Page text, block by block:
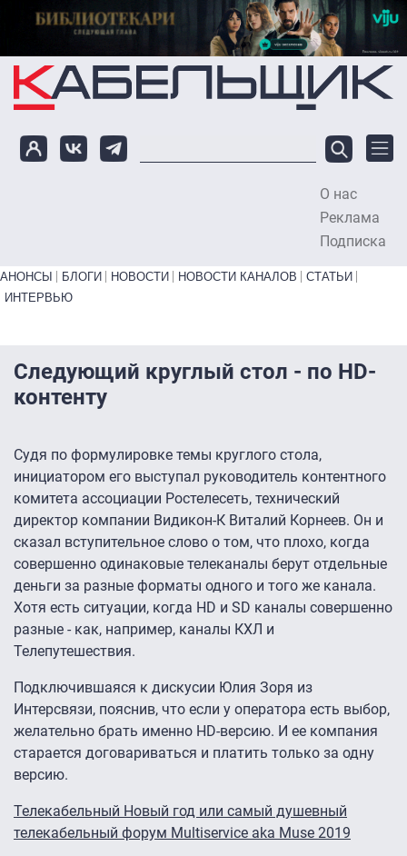
Перейти к основному содержанию
О нас
Реклама
Подписка
Primary links bottom
АНОНСЫ БЛОГИ НОВОСТИ НОВОСТИ КАНАЛОВ
СТАТЬИ
ИНТЕРВЬЮ
Следующий круглый стол - по HD-
контенту
Судя по формулировке темы круглого стола,
инициатором его выступал руководитель контентного
комитета ассоциации Ростелесеть, технический
директор компании Видикон-К Виталий Корнеев. Он и
сказал вступительное слово о том, что плохо, когда
совершенно одинаковые телеканалы берут отдельные
деньги за разные форматы одного и того же канала.
Хотя есть ситуации, когда HD и SD каналы совершенно
разные - как, например, каналы КХЛ и
Телепутешествия.
Подключившаяся к дискусии Юлия Зоря из
Интерсвязи, пояснив, что если у оператора есть выбор,
желательно брать именно HD-версию. И ее компания
старается договариваться и платить только за одну
версию.
Телекабельный Новый год или самый душевный
телекабельный форум Multiservice aka Muse 2019